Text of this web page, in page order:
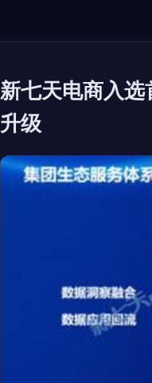
新七天电商入
升级